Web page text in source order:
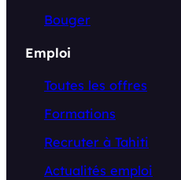
Bouger
Emploi
Toutes les offres
Formations
Recruter à Tahiti
Actualités emploi